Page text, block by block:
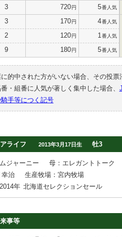
3 720円 5番人気
3 170円 4番人気
2 120円 1 番人気
9 180円 5番人気
に的中された方がいない場合、その投
・組番に人気が著しく集中した場合、
手等につく記号
ライフ
2013年3月17日生 牡3
ジャーニー
母：エレガントトーク
幸治
生産牧場：宮内牧場
年 北海道セレクションセール
事等